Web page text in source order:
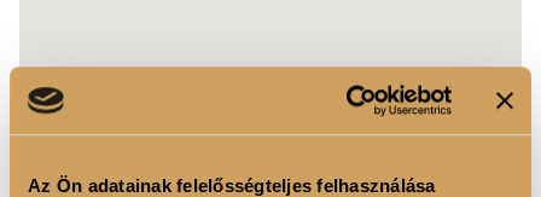
Az Ön adatainak felelősségteljes felhasználása